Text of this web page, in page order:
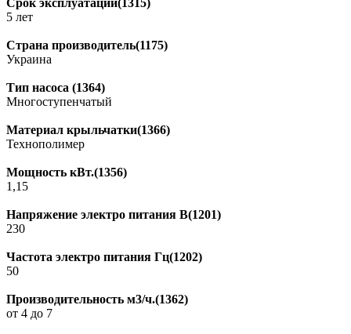
Срок эксплуатации(1315)
5 лет
Страна производитель(1175)
Украина
Тип насоса (1364)
Многоступенчатый
Материал крыльчатки(1366)
Технополимер
Мощность кВт.(1356)
1,15
Напряжение электро питания В(1201)
230
Частота электро питания Гц(1202)
50
Производительность м3/ч.(1362)
от 4 до 7